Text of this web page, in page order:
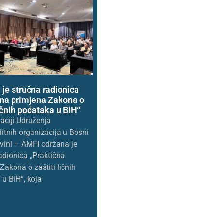
je stručna radionica
primjena Zakona o
podataka u BiH“
Udruženja
organizacija u Bosni
– AMFI održana je
„Praktična
o zaštiti ličnih
BiH“, koja